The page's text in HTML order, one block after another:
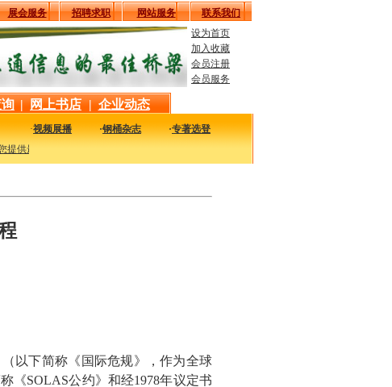
展会服务 招聘求职 网站服务
联系我们
设为首页
加入收藏
会员注册
会员服务
| 网上书店 | 企业动态
·视频展播 ·钢桶杂志 ·专著选登
供最新最实用的图书，包括本站编著的图书及国内各组织内部发行的重要图书，以及行业
以下简称《国际危规》，作为全球
《SOLAS公约》和经1978年议定书